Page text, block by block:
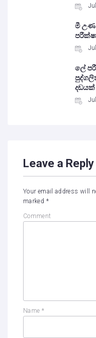
මී උණ
ලේ
දඩයක්
Leave a Reply
Your email address will
marked *
Comment
Name *